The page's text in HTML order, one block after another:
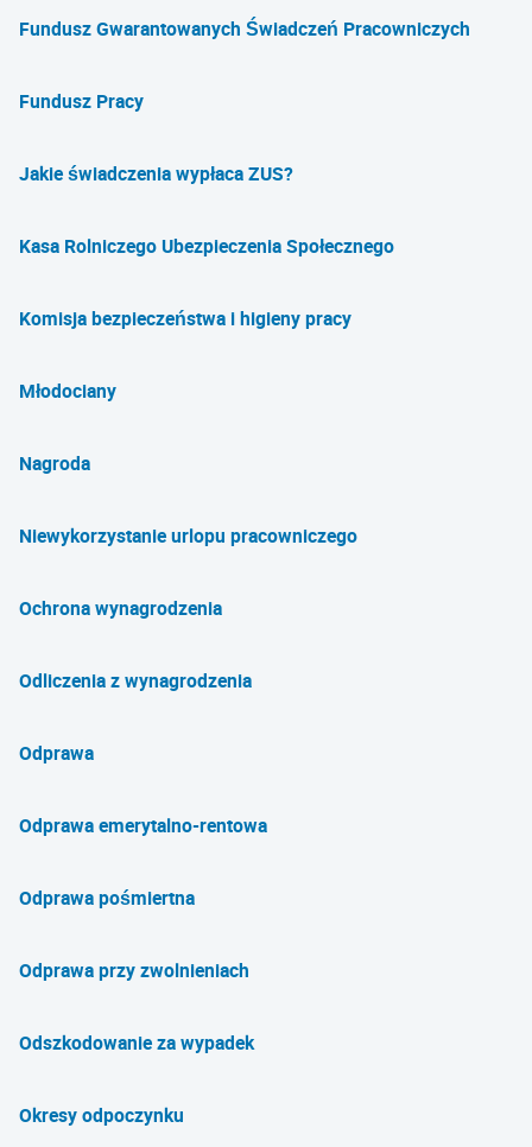
Fundusz Gwarantowanych Świadczeń Pracowniczych
Fundusz Pracy
Jakie świadczenia wypłaca ZUS?
Kasa Rolniczego Ubezpieczenia Społecznego
Komisja bezpieczeństwa i higieny pracy
Młodociany
Nagroda
Niewykorzystanie urlopu pracowniczego
Ochrona wynagrodzenia
Odliczenia z wynagrodzenia
Odprawa
Odprawa emerytalno-rentowa
Odprawa pośmiertna
Odprawa przy zwolnieniach
Odszkodowanie za wypadek
Okresy odpoczynku